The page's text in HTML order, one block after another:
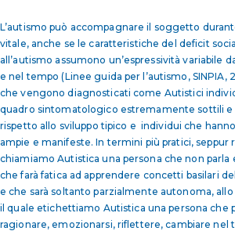
L’autismo può accompagnare il soggetto
vitale, anche se le caratteristiche del deficit
all’autismo assumono un’espressività variabile
e nel tempo (Linee guida per l’autismo, SINPIA,
che vengono diagnosticati come Autistici
quadro sintomatologico estremamente sottili e
rispetto allo sviluppo tipico e individui che
ampie e manifeste. In termini più pratici, seppur
chiamiamo Autistica una persona che non parla
che farà fatica ad apprendere concetti basilari
e che sarà soltanto parzialmente autonoma,
il quale etichettiamo Autistica una persona che
ragionare, emozionarsi, riflettere, cambiare nel